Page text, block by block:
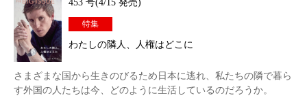
453 号(4/15 発売)
特集
わたしの隣人、人権はどこに
さまざまな国から生きのびるため日本に逃れ、私たちの隣で暮ら
す外国の人たちは今、どのように生活しているのだろうか。